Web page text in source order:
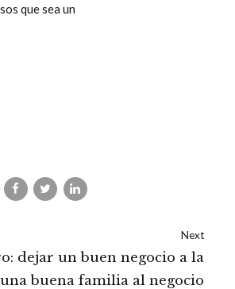
que sea un
Next
dejar un buen negocio a la
buena familia al negocio